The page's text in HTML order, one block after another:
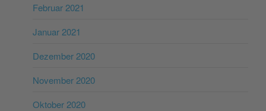
Februar 2021
Januar 2021
Dezember 2020
November 2020
Oktober 2020